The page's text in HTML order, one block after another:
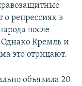
о репрессиях в
после
Однако Кремль и
это отрицают.
объявила 20